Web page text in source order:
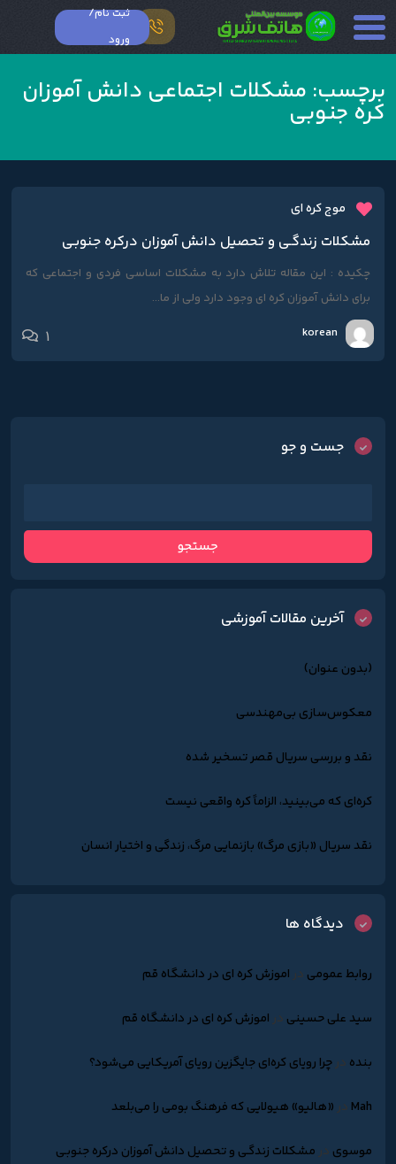
ثبت نام/
ورود
برچسب: مشکلات اجتماعی دانش آموزان
کره جنوبی
موج کره ای
مشکلات زندگـی و تحصیل دانش آموزان درکره جنوبـی
چکیده : این مقاله تلاش دارد به مشکلات اساسی فردی و اجتماعی که
برای دانش آموزان کره ای وجود دارد ولی از ما...
korean
1
جست و جو
آخرین مقالات آموزشی
(بدون عنوان)
معکوس‌سازی بی‌مهندسی
نقد و بررسی سریال قصر تسخیر شده
کره‌ای که می‌بینید، الزاماً کره واقعی نیست
نقد سریال «بازی مرگ» بازنمایی مرگ، زندگی و اختیار انسان
دیدگاه ها
روابط عمومی دراموزش کره ای در دانشگاه قم
سید علی حسینی دراموزش کره ای در دانشگاه قم
بنده درچرا رویای کره‌ای جایگزین رویای آمریکایی می‌شود؟
Mah در«هالیو» هیولایی که فرهنگ بومی را می‌بلعد
موسوی درمشکلات زندگـی و تحصیل دانش آموزان درکره جنوبـی